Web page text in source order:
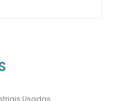
Usadas